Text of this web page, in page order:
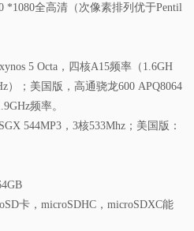
*1080全高清（次像素排列优于Pentil
5 Octa，四核A15频率（1.6GH
）；美国版，高通骁龙600 APQ8064
频率。
544MP3，3核533Mhz；美国版：
卡，microSDHC，microSDXC能